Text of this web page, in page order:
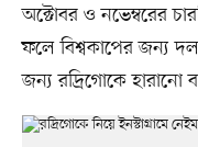
অক্টোবর ও নভেম্বরের
ফলে বিশ্বকাপের জন্য
জন্য রদ্রিগোকে হারানো